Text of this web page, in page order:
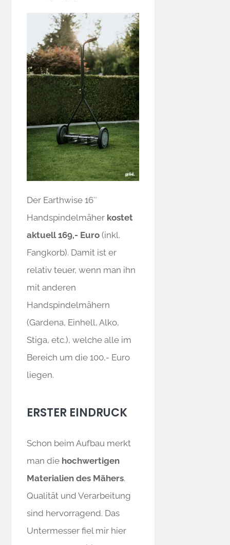
Der Earthwise 16″
Handspindelmäher kostet
aktuell 169,- Euro (inkl.
Fangkorb). Damit ist er
relativ teuer, wenn man ihn
mit anderen
Handspindelmähern
(Gardena, Einhell, Alko,
Stiga, etc.), welche alle im
Bereich um die 100,- Euro
liegen.
ERSTER EINDRUCK
Schon beim Aufbau merkt
man die hochwertigen
Materialien des Mähers.
Qualität und Verarbeitung
sind hervorragend. Das
Untermesser fiel mir hier